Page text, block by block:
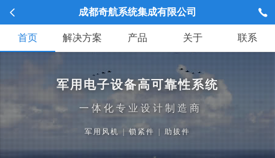
成都奇航系统集成有限公司
首页 解决方案 产品 关于 联系
军用电子设备高可靠性系统
一体化专业设计制造商
军用风机 | 锁紧件 | 助拔件